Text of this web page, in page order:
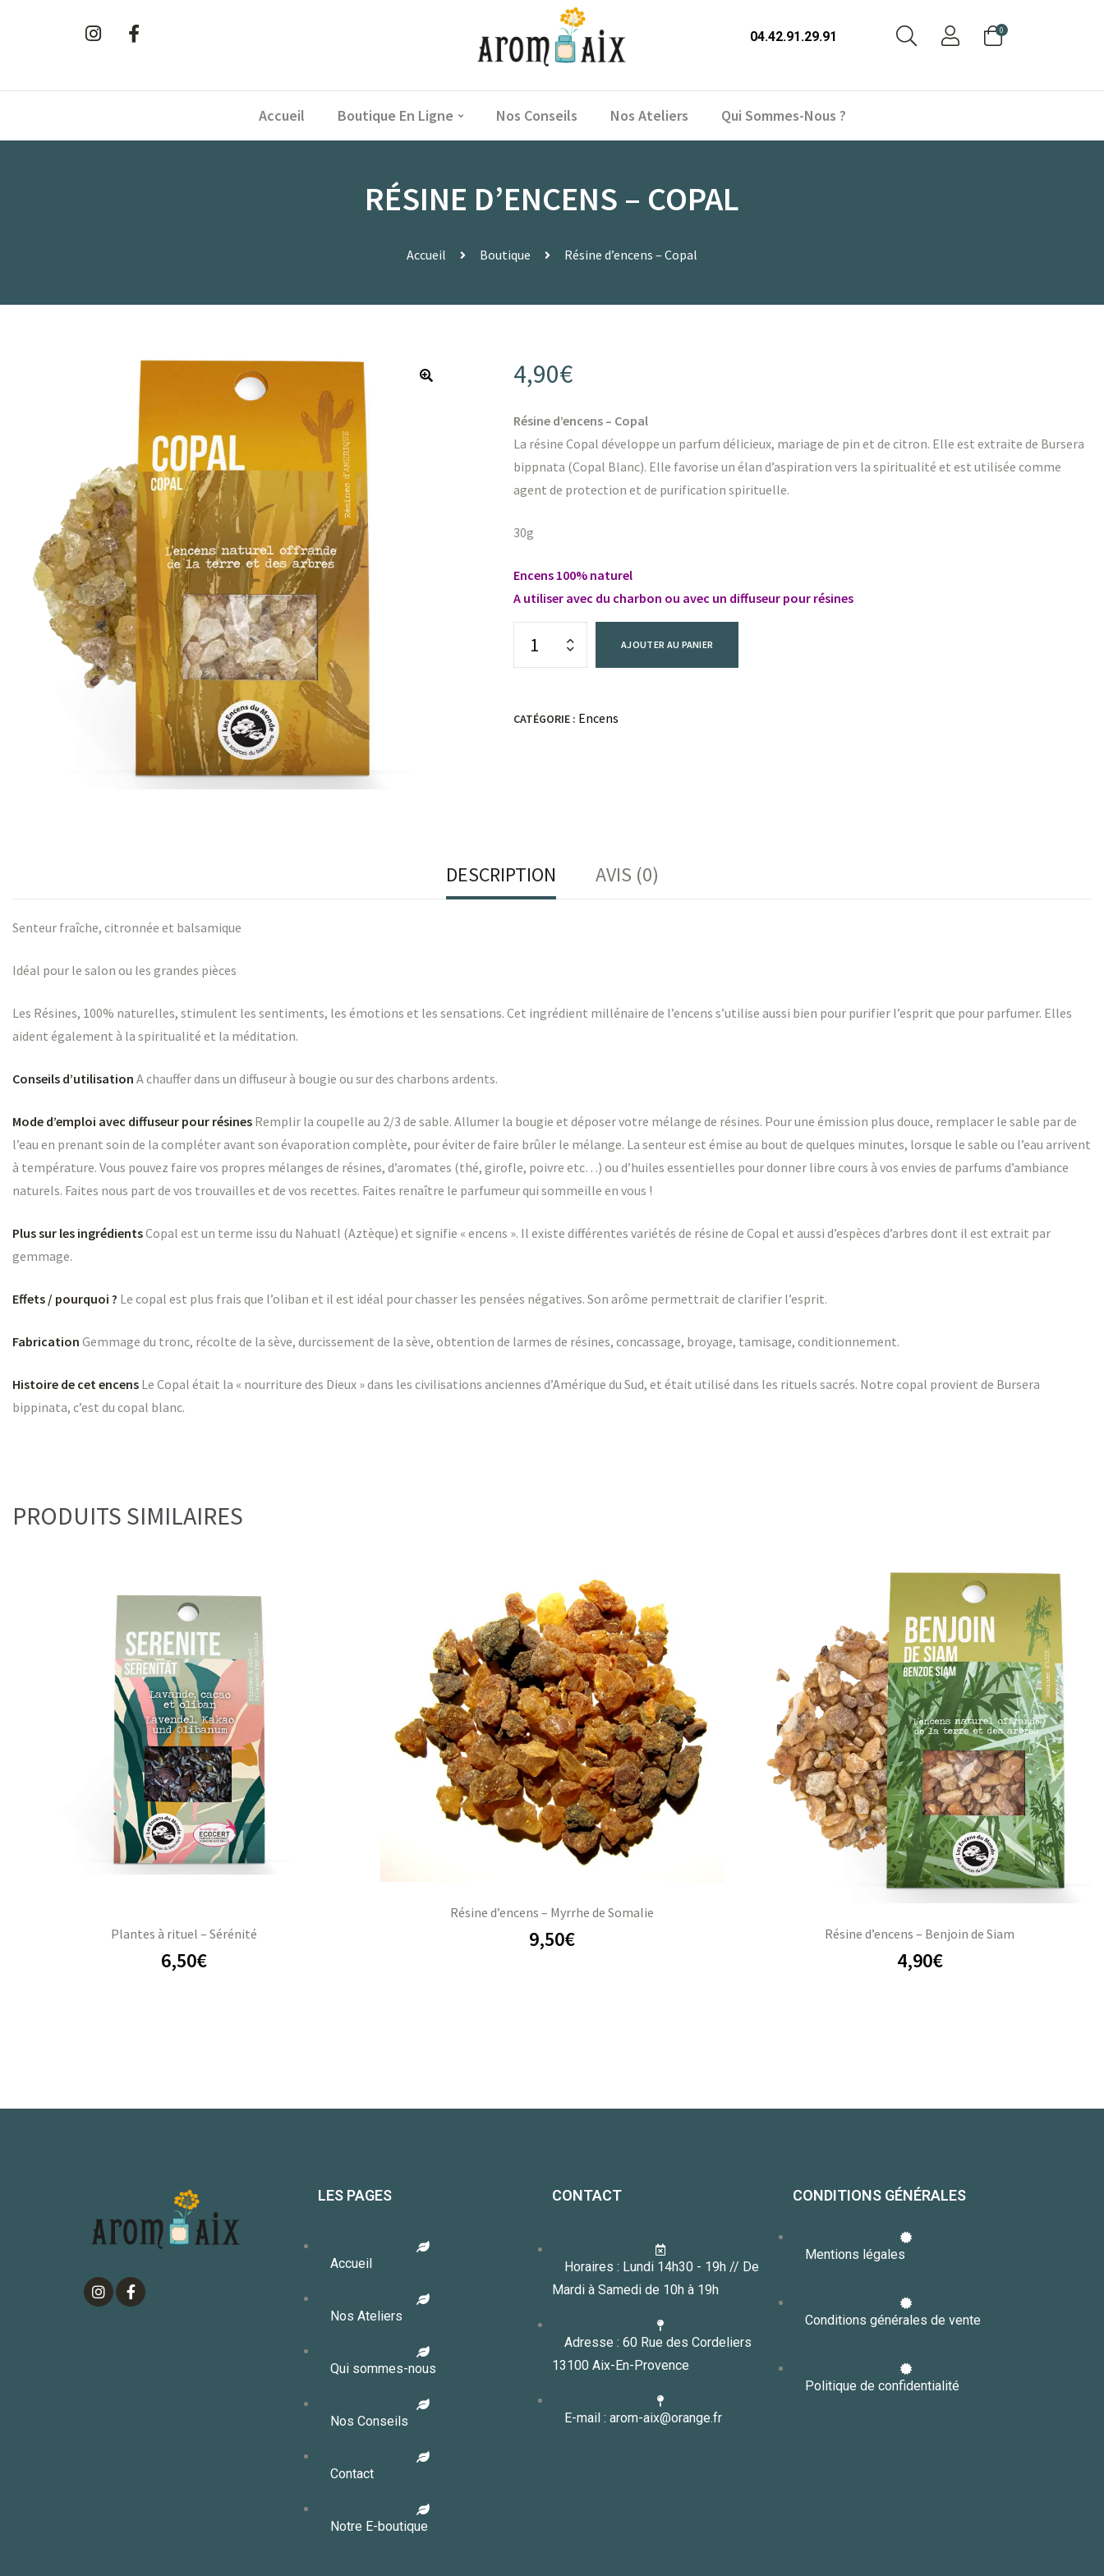
04.42.91.29.91 0
Accueil Boutique En Ligne Nos Conseils Nos Ateliers Qui Sommes-Nous ?
RÉSINE D’ENCENS – COPAL
Accueil Boutique Résine d’encens – Copal
4,90€
Résine d’encens – Copal
La résine Copal développe un parfum délicieux, mariage de pin et de citron. Elle est extraite de Bursera
bippnata (Copal Blanc). Elle favorise un élan d’aspiration vers la spiritualité et est utilisée comme
agent de protection et de purification spirituelle.
30g
Encens 100% naturel
A utiliser avec du charbon ou avec un diffuseur pour résines
AJOUTER AU PANIER
CATÉGORIE : Encens
DESCRIPTION AVIS (0)
Senteur fraîche, citronnée et balsamique
Idéal pour le salon ou les grandes pièces
Les Résines, 100% naturelles, stimulent les sentiments, les émotions et les sensations. Cet ingrédient millénaire de l’encens s’utilise aussi bien pour purifier l’esprit que pour parfumer. Elles
aident également à la spiritualité et la méditation.
Conseils d’utilisation A chauffer dans un diffuseur à bougie ou sur des charbons ardents.
Mode d’emploi avec diffuseur pour résines Remplir la coupelle au 2/3 de sable. Allumer la bougie et déposer votre mélange de résines. Pour une émission plus douce, remplacer le sable par de
l’eau en prenant soin de la compléter avant son évaporation complète, pour éviter de faire brûler le mélange. La senteur est émise au bout de quelques minutes, lorsque le sable ou l’eau arrivent
à température. Vous pouvez faire vos propres mélanges de résines, d’aromates (thé, girofle, poivre etc…) ou d’huiles essentielles pour donner libre cours à vos envies de parfums d’ambiance
naturels. Faites nous part de vos trouvailles et de vos recettes. Faites renaître le parfumeur qui sommeille en vous !
Plus sur les ingrédientsCopal est un terme issu du Nahuatl (Aztèque) et signifie « encens ». Il existe différentes variétés de résine de Copal et aussi d’espèces d’arbres dont il est extrait par
gemmage.
Effets / pourquoi ? Le copal est plus frais que l’oliban et il est idéal pour chasser les pensées négatives. Son arôme permettrait de clarifier l’esprit.
Fabrication Gemmage du tronc, récolte de la sève, durcissement de la sève, obtention de larmes de résines, concassage, broyage, tamisage, conditionnement.
Histoire de cet encens Le Copal était la « nourriture des Dieux » dans les civilisations anciennes d’Amérique du Sud, et était utilisé dans les rituels sacrés. Notre copal provient de Bursera
bippinata, c’est du copal blanc.
PRODUITS SIMILAIRES
Plantes à rituel – Sérénité
6,50€
Résine d’encens – Myrrhe de Somalie
9,50€ Résine d’encens – Benjoin de Siam
4,90€
LES PAGES
Accueil
Nos Ateliers
Qui sommes-nous
Nos Conseils
Contact
Notre E-boutique
CONTACT
Horaires : Lundi 14h30 - 19h // De
Mardi à Samedi de 10h à 19h
Adresse : 60 Rue des Cordeliers
13100 Aix-En-Provence
E-mail : arom-aix@orange.fr
CONDITIONS GÉNÉRALES
Mentions légales
Conditions générales de vente
Politique de confidentialité